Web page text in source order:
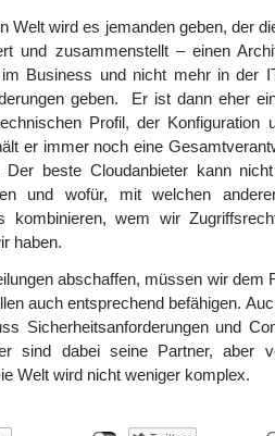
Welt wird es jemanden geben, der
und zusammenstellt – einen
Business und nicht mehr in der
geben. Er ist dann eher
Profil, der Konfiguration
er immer noch eine
Der beste Cloudanbieter kann
und wofür, mit welchen
kombinieren, wem wir
haben.
abschaffen, müssen wir dem
auch entsprechend befähigen.
Sicherheitsanforderungen und
sind dabei seine Partner, aber
Welt wird nicht weniger komplex.